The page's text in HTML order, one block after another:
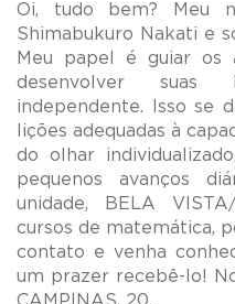
Oi, tudo bem? Meu
Shimabukuro Nakati e
Meu papel é guiar os
desenvolver suas
independente. Isso se
lições adequadas à
do olhar
pequenos avanços
unidade, BELA
cursos de matemática,
contato e venha
um prazer recebê-lo!